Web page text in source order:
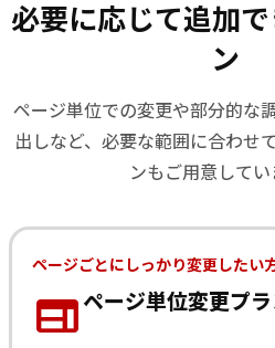
必要に応じて追加
ン
ページ単位での変更や部分的な
出しなど、必要な範囲に合わせ
ンもご用意してい
ページごとにしっかり変更したい
webページ単位変更プ